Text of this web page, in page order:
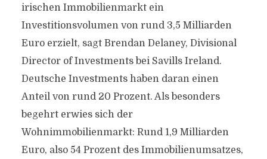
irischen Immobilienmarkt ein
Investitionsvolumen von rund 3,5 Milliarden
Euro erzielt, sagt Brendan Delaney, Divisional
Director of Investments bei Savills Ireland.
Deutsche Investments haben daran einen
Anteil von rund 20 Prozent. Als besonders
begehrt erwies sich der
Wohnimmobilienmarkt: Rund 1,9 Milliarden
Euro, also 54 Prozent des Immobilienumsatzes,